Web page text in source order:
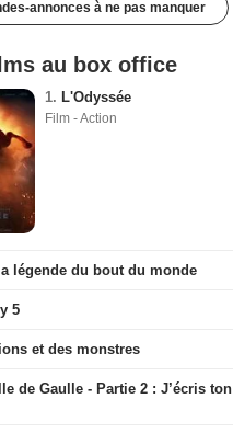
annonces à ne pas manquer
au box office
1. L'Odyssée
Film - Action
légende du bout du monde
5
et des monstres
de Gaulle - Partie 2 : J’écris ton